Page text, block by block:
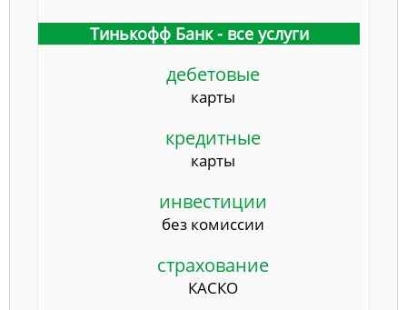
Тинькофф Банк - все услуги
дебетовые
карты
кредитные
карты
инвестиции
без комиссии
страхование
КАСКО